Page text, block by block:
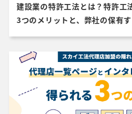
建設業の特許工法とは？特許工
3つのメリットと、弊社の保有